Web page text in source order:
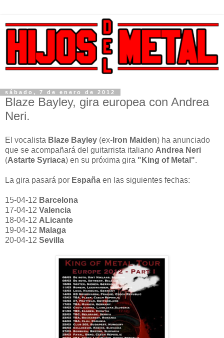
sábado, 7 de enero de 2012
Blaze Bayley, gira europea con Andrea
Neri.
El vocalista Blaze Bayley (ex- Iron Maiden) ha anunciado
que se acompañará del guitarrista italiano Andrea Neri
(Astarte Syriaca) en su próxima gira "King of Metal".
La gira pasará por España en las siguientes fechas:
15-04-12 Barcelona
17-04-12 Valencia
18-04-12 ALicante
19-04-12 Malaga
20-04-12 Sevilla